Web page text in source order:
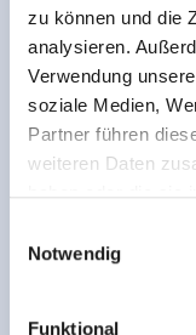
zu können und die
analysieren.
Verwendung
soziale Medien,
Partner führen
weiteren Daten
haben oder die sie
Notwendig
Funktional